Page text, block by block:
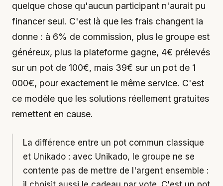
quelque chose qu'aucun participant n'aurait pu
financer seul. C'est là que les frais changent la
donne : à 6% de commission, plus le groupe est
généreux, plus la plateforme gagne, 4€ prélevés
sur un pot de 100€, mais 39€ sur un pot de 1
000€, pour exactement le même service. C'est
ce modèle que les solutions réellement gratuites
remettent en cause.
La différence entre un pot commun classique
et Unikado : avec Unikado, le groupe ne se
contente pas de mettre de l'argent ensemble :